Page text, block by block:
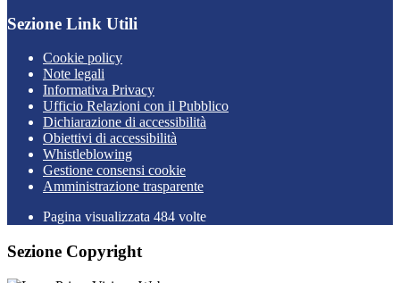
Sezione Link Utili
Cookie policy
Note legali
Informativa Privacy
Ufficio Relazioni con il Pubblico
Dichiarazione di accessibilità
Obiettivi di accessibilità
Whistleblowing
Gestione consensi cookie
Amministrazione trasparente
Pagina visualizzata 484 volte
Sezione Copyright